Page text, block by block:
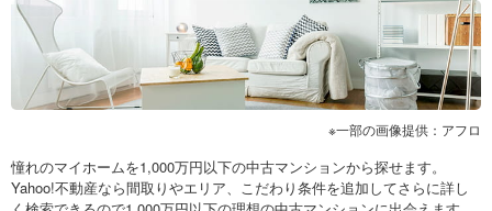
一部の画像提供：アフロ
憧れのマイホームを1,000万円以下の中古マンションから探せます。
Yahoo!不動産なら間取りやエリア、こだわり条件を追加してさらに詳し